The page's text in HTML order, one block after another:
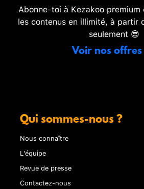
Abonne-toi à Kezakoo
les contenus en illimité, à partir
seulement 😎
Voir nos offres
Qui sommes-nous ?
Nous connaître
L'équipe
Revue de presse
Contactez-nous